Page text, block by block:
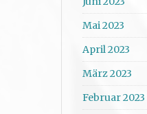
Mai 2023
April 2023
März 2023
Februar 2023